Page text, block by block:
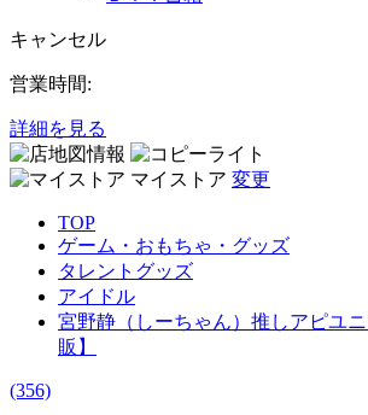
キャンセル
営業時間:
詳細を見る
マイストア 変更
TOP
ゲーム・おもちゃ・グッズ
タレントグッズ
アイドル
宮野静（しーちゃん）推しアピユ
販】
(356)